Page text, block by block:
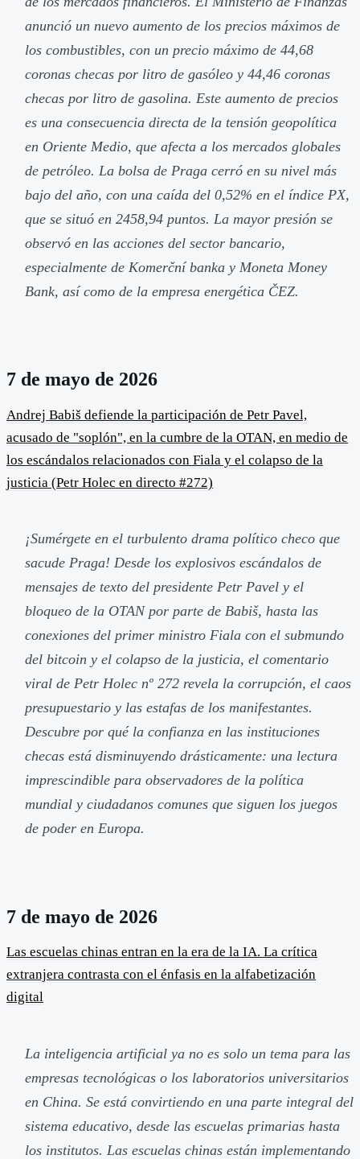
anunció un nuevo aumento de los precios máximos de
los combustibles, con un precio máximo de 44,68
coronas checas por litro de gasóleo y 44,46 coronas
checas por litro de gasolina. Este aumento de precios
es una consecuencia directa de la tensión geopolítica
en Oriente Medio, que afecta a los mercados globales
de petróleo. La bolsa de Praga cerró en su nivel más
bajo del año, con una caída del 0,52% en el índice PX,
que se situó en 2458,94 puntos. La mayor presión se
observó en las acciones del sector bancario,
especialmente de Komerční banka y Moneta Money
Bank, así como de la empresa energética ČEZ.
7 de mayo de 2026
Andrej Babiš defiende la participación de Petr Pavel,
acusado de "soplón", en la cumbre de la OTAN, en medio de
los escándalos relacionados con Fiala y el colapso de la
justicia (Petr Holec en directo #272)
¡Sumérgete en el turbulento drama político checo que
sacude Praga! Desde los explosivos escándalos de
mensajes de texto del presidente Petr Pavel y el
bloqueo de la OTAN por parte de Babiš, hasta las
conexiones del primer ministro Fiala con el submundo
del bitcoin y el colapso de la justicia, el comentario
viral de Petr Holec nº 272 revela la corrupción, el caos
presupuestario y las estafas de los manifestantes.
Descubre por qué la confianza en las instituciones
checas está disminuyendo drásticamente: una lectura
imprescindible para observadores de la política
mundial y ciudadanos comunes que siguen los juegos
de poder en Europa.
7 de mayo de 2026
Las escuelas chinas entran en la era de la IA. La crítica
extranjera contrasta con el énfasis en la alfabetización
digital
La inteligencia artificial ya no es solo un tema para las
empresas tecnológicas o los laboratorios universitarios
en China. Se está convirtiendo en una parte integral del
sistema educativo, desde las escuelas primarias hasta
los institutos. Las escuelas chinas están implementando